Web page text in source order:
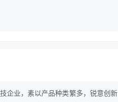
企业，素以产品种类繁多，锐意创新